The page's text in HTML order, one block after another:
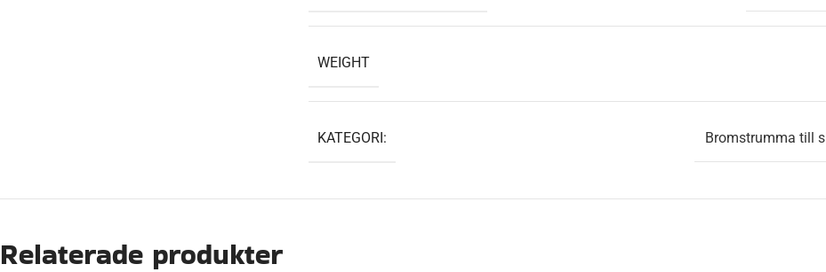
WEIGHT
KATEGORI: Bromstrumma till
Relaterade produkter